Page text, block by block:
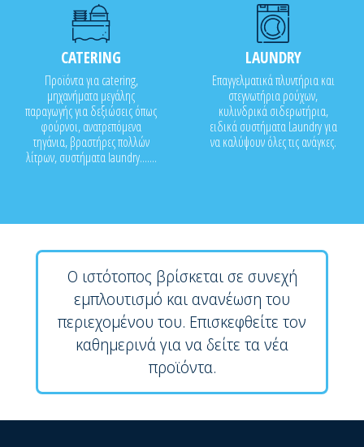
CATERING
Προϊόντα για catering,
μηχανήματα μεγάλης
παραγωγής για δεξιώσεις όπως
φούρνοι, ανατρεπόμενα
τηγάνια, βραστήρες πολλών
λίτρων, συστήματα laundry.......
LAUNDRY
Επαγγελματικά πλυντήρια και
στεγνωτήρια ρούχων,
κυλινδρικά σιδερωτήρια,
ειδικά συστήματα Laundry για
να καλύψουν όλες τις ανάγκες.
Ο ιστότοπος βρίσκεται σε συνεχή
εμπλουτισμό και ανανέωση του
περιεχομένου του. Επισκεφθείτε τον
καθημερινά για να δείτε τα νέα
προϊόντα.